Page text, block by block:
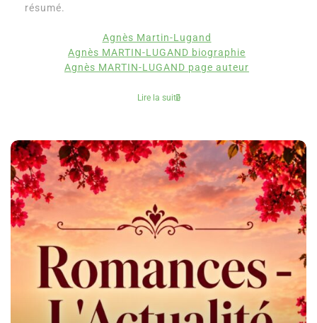
résumé.
Agnès Martin-Lugand
Agnès MARTIN-LUGAND biographie
Agnès MARTIN-LUGAND page auteur
Lire la suite